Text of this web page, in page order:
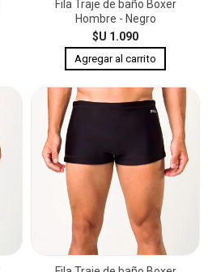
Fila Traje de baño Boxer
Hombre - Negro
$U 1.090